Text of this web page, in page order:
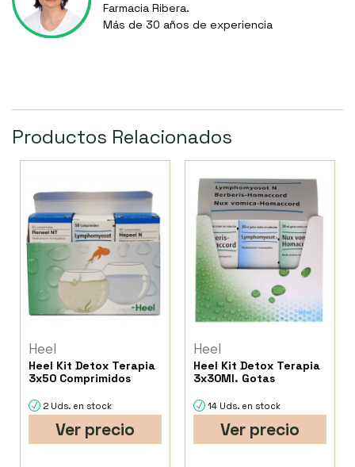
Farmacia Ribera.
Más de 30 años de experiencia
Productos Relacionados
Heel
Heel Kit Detox Terapia
3x50 Comprimidos
2 Uds. en stock
Ver precio
Heel
Heel Kit Detox Terapia
3x30Ml. Gotas
14 Uds. en stock
Ver precio